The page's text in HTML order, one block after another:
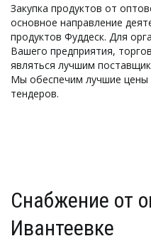
Закупка продуктов от
основное направление
продуктов Фуддеск. Для
Вашего предприятия,
являться лучшим
Мы обеспечим лучшие цены
тендеров.
Снабжение от
Ивантеевке